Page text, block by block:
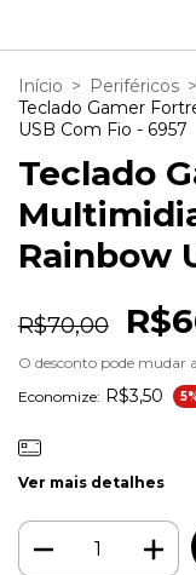
Início > Periféricos >
Teclado Gamer
USB Com Fio - 6957
Teclado
Rainbow
R$70,00
O desconto pode mudar
Economize: R$3,50 5
Ver mais detalhes